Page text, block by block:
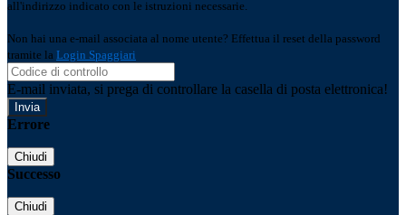
all'indirizzo indicato con le istruzioni necessarie.
Non hai una e-mail associata al nome utente? Effettua il reset della password
tramite la Login Spaggiari
E-mail inviata, si prega di controllare la casella di posta elettronica!
Errore
Chiudi
Successo
Chiudi